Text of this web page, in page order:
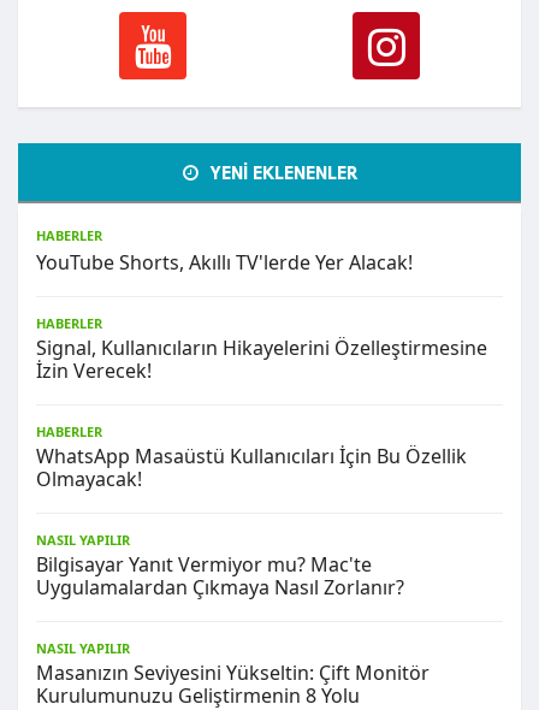
YENİ EKLENENLER
HABERLER
YouTube Shorts, Akıllı TV'lerde Yer Alacak!
HABERLER
Signal, Kullanıcıların Hikayelerini Özelleştirmesine
İzin Verecek!
HABERLER
WhatsApp Masaüstü Kullanıcıları İçin Bu Özellik
Olmayacak!
NASIL YAPILIR
Bilgisayar Yanıt Vermiyor mu? Mac'te
Uygulamalardan Çıkmaya Nasıl Zorlanır?
NASIL YAPILIR
Masanızın Seviyesini Yükseltin: Çift Monitör
Kurulumunuzu Geliştirmenin 8 Yolu